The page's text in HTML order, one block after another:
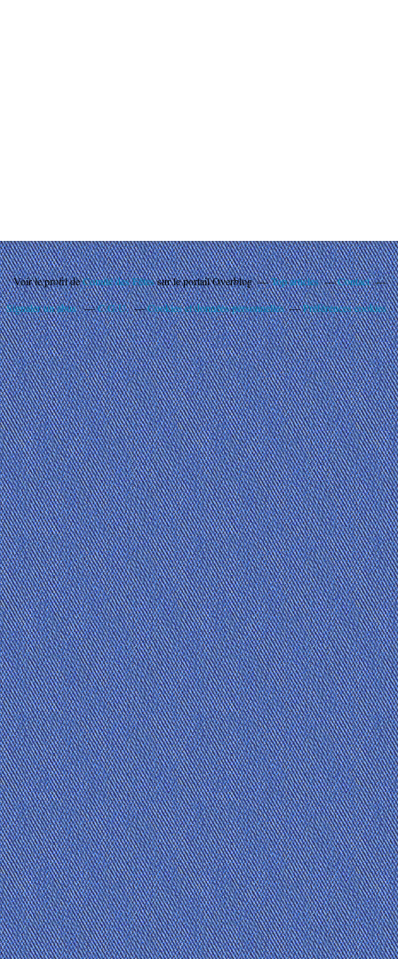
Voir le profil deComité des Fêtessur le portail Overblog Top articles
Contact
Signaler un abus
C.G.U. Cookies et données personnelles Préférences cookies